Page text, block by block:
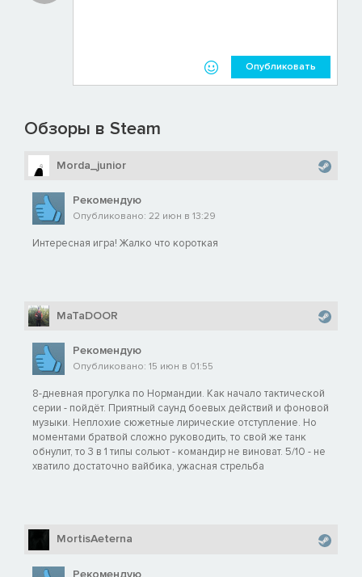
Опубликовать
Обзоры в Steam
Morda_junior
Рекомендую
Опубликовано: 22 июн в 13:29
Интересная игра! Жалко что короткая
MaTaDOOR
Рекомендую
Опубликовано: 15 июн в 01:55
8-дневная прогулка по Нормандии. Как начало тактической
серии - пойдёт. Приятный саунд боевых действий и фоновой
музыки. Неплохие сюжетные лирические отступление. Но
моментами братвой сложно руководить, то свой же танк
обнулит, то 3 в 1 типы сольют - командир не виноват. 5/10 - не
хватило достаточно вайбика, ужасная стрельба
MortisAeterna
Рекомендую